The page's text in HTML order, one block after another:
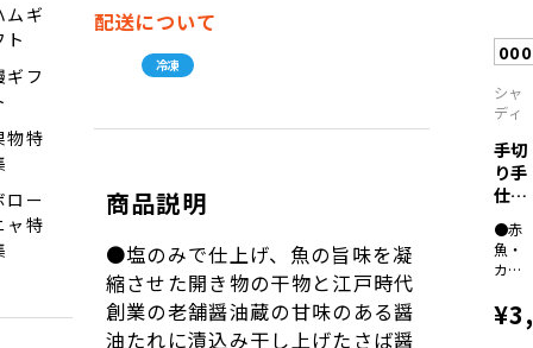
ムギ
ト
ギフ
物特
ロー
ャ特
配送について
冷凍
商品説明
●塩のみで仕上げ、魚の旨味を凝
縮させた開き物の干物と江戸時代
創業の老舗醤油蔵の甘味のある醤
油たれに漬込み干し上げたさば醤
て骨
取り
切り
身）
シャ
ディ
手切
り手
仕込
み西
京...
●赤
魚・
カツ
ブ
リ・